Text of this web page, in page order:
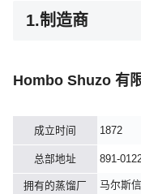
1.制造商
Hombo Shuzo 有
成立时间 1872
总部地址 891-
拥有的蒸馏厂 马尔斯